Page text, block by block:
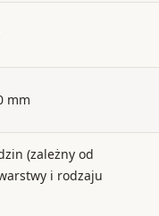
mm
(zależny od
i rodzaju